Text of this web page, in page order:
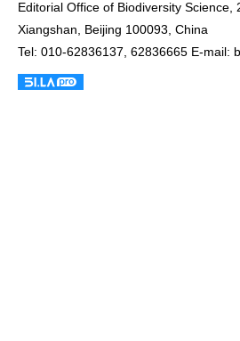
Editorial Office of Biodiversity Science,
Xiangshan, Beijing 100093, China
Tel: 010-62836137, 62836665 E-mail: